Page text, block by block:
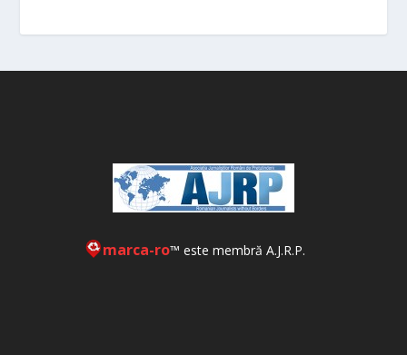
marca-ro™ este membră A.J.R.P.